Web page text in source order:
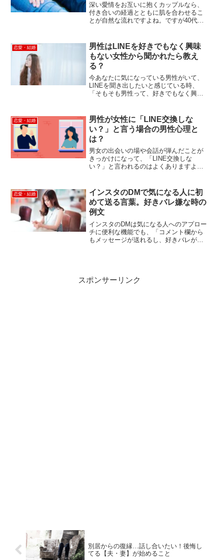
深い愛情をお互いに抱くカップルなら、
付き合いの経過とともに肌を合わせるこ
とが自然な流れですよね。ですが40代女
クな関係が続き、30代年下彼氏は何を考
えているのか不安に...
恋愛・結婚
男性はLINEを好きでもなく興味
もない女性から聞かれたら教え
る？
今あなたに気になっている男性がいて、
LINEを聞き出したいと感じている時、
「そもそも男性って、好きでもなく興味
ン・不安を抱いてはいませんか？好きで
興味のある女性から...
恋愛・結婚
男性が女性に「LINE交換しな
い？」と言う場合の男性心理と
は？
男女の出会いの場や会話が弾んだことが
きっかけになって、「LINE交換しな
い？」と言われるのはよくありますよ
しない？」と言うのは純粋な好意なの
か・それとも何か裏がある...
恋愛・結婚
インスタのDMで気になる人に初
めて送る言葉。好きバレ嫌な時の
例文
インスタのDMは気になる人へのアプロー
チに便利な機能でも、「コメント欄から
もメッセージが送れるし、好きバレが心
スポンサーリンク
別居からの復縁…話し合いたい！後悔し
てる【夫・妻】が始めること